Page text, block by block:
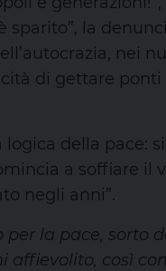
sparito”, la
nei
di gettare
della pace:
a soffiare il
negli anni”.
per la pace, sorto
affievolito, così